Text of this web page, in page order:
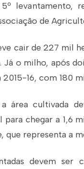
levantamento,
de
cair de 227 mil
Já o milho, após
16, com 180
área cultivada
chegar a 1,6
que representa a
devem ser